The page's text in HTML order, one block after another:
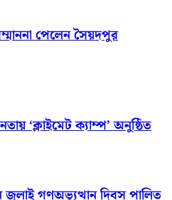
পেলেন সৈয়দপুর
‘ক্লাইমেট ক্যাম্প’ অনুষ্ঠিত
গণঅভ্যুত্থান দিবস পালিত